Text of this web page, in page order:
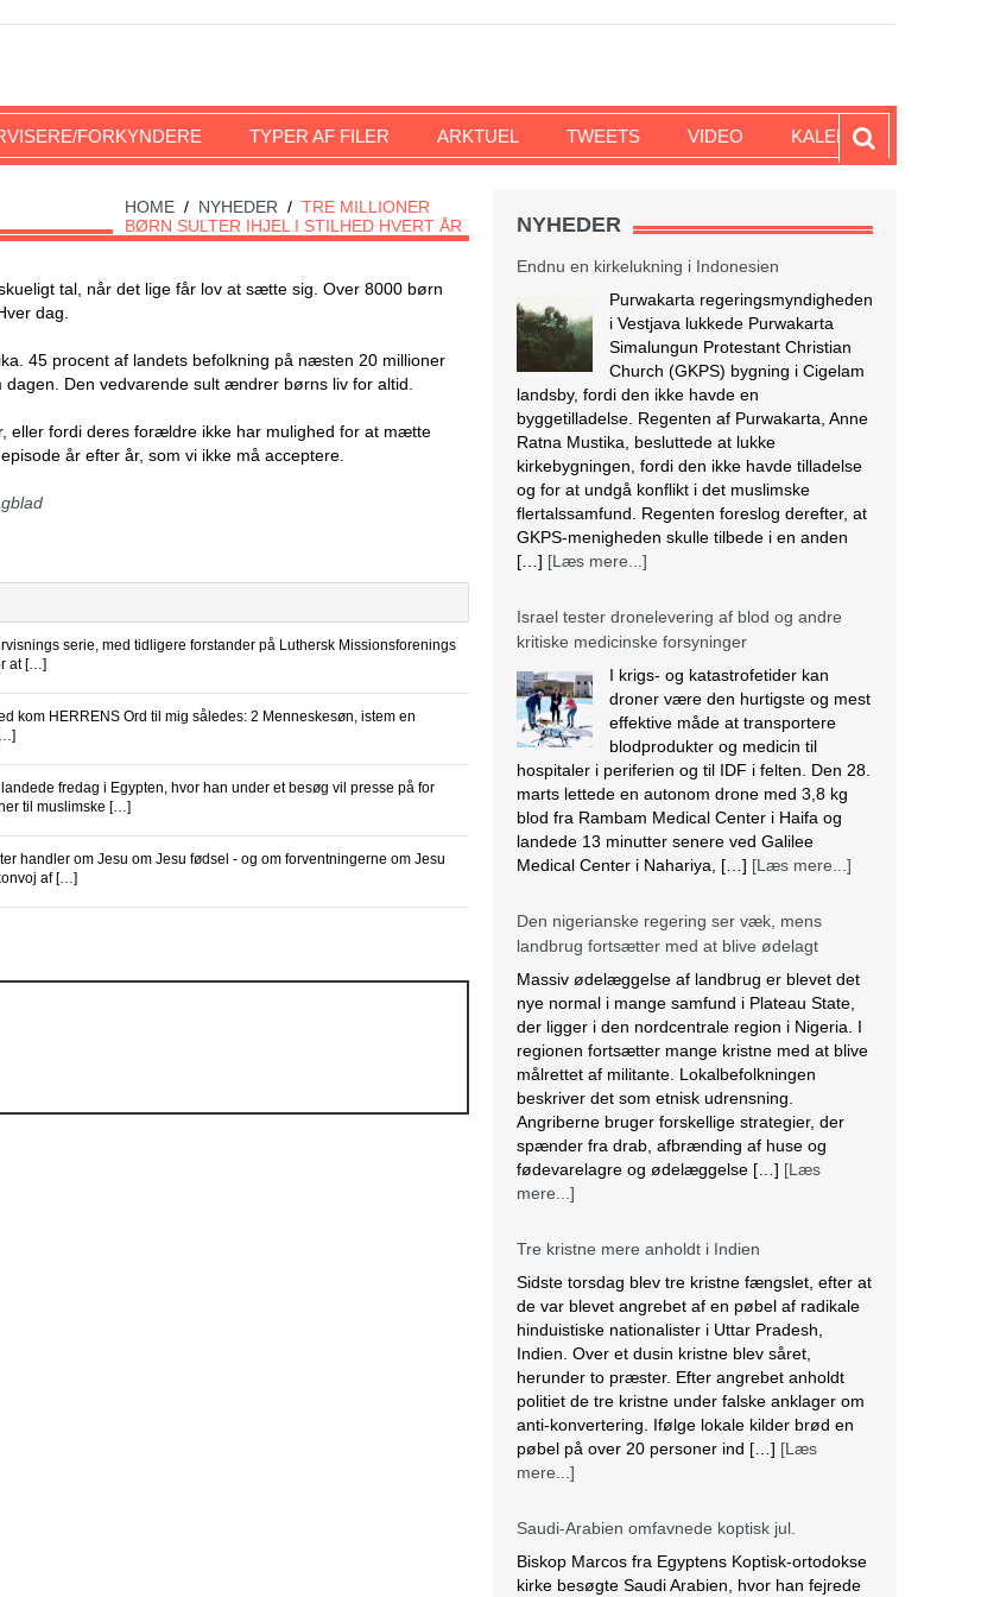
FORKYNDERE TYPER AF FILER ARKTUEL TWEETS VIDEO KALENDER
HOME / NYHEDER / TRE MILLIONER
BØRN SULTER IHJEL I STILHED HVERT ÅR
tal, når det lige får lov at sætte sig. Over 8000 børn
dag.
45 procent af landets befolkning på næsten 20 millioner
Den vedvarende sult ændrer børns liv for altid.
eller fordi deres forældre ikke har mulighed for at mætte
år efter år, som vi ikke må acceptere.
serie, med tidligere forstander på Luthersk Missionsforenings
at […]
kom HERRENS Ord til mig således: 2 Menneskesøn, istem en
landede fredag i Egypten, hvor han under et besøg vil presse på for
til muslimske […]
handler om Jesu om Jesu fødsel - og om forventningerne om Jesu
af […]
NYHEDER
Endnu en kirkelukning i Indonesien
Purwakarta regeringsmyndigheden
i Vestjava lukkede Purwakarta
Simalungun Protestant Christian
Church (GKPS) bygning i Cigelam
landsby, fordi den ikke havde en
byggetilladelse. Regenten af Purwakarta, Anne
Ratna Mustika, besluttede at lukke
kirkebygningen, fordi den ikke havde tilladelse
og for at undgå konflikt i det muslimske
flertalssamfund. Regenten foreslog derefter, at
GKPS-menigheden skulle tilbede i en anden
[…] [Læs mere...]
Israel tester dronelevering af blod og andre
kritiske medicinske forsyninger
I krigs- og katastrofetider kan
droner være den hurtigste og mest
effektive måde at transportere
blodprodukter og medicin til
hospitaler i periferien og til IDF i felten. Den 28.
marts lettede en autonom drone med 3,8 kg
blod fra Rambam Medical Center i Haifa og
landede 13 minutter senere ved Galilee
Medical Center i Nahariya, […] [Læs mere...]
Den nigerianske regering ser væk, mens
landbrug fortsætter med at blive ødelagt
Massiv ødelæggelse af landbrug er blevet det
nye normal i mange samfund i Plateau State,
der ligger i den nordcentrale region i Nigeria. I
regionen fortsætter mange kristne med at blive
målrettet af militante. Lokalbefolkningen
beskriver det som etnisk udrensning.
Angriberne bruger forskellige strategier, der
spænder fra drab, afbrænding af huse og
fødevarelagre og ødelæggelse […] [Læs
mere...]
Tre kristne mere anholdt i Indien
Sidste torsdag blev tre kristne fængslet, efter at
de var blevet angrebet af en pøbel af radikale
hinduistiske nationalister i Uttar Pradesh,
Indien. Over et dusin kristne blev såret,
herunder to præster. Efter angrebet anholdt
politiet de tre kristne under falske anklager om
anti-konvertering. Ifølge lokale kilder brød en
pøbel på over 20 personer ind […] [Læs
mere...]
Saudi-Arabien omfavnede koptisk jul.
Biskop Marcos fra Egyptens Koptisk-ortodokse
kirke besøgte Saudi Arabien, hvor han fejrede